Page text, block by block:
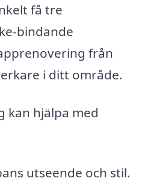
få tre
bindande
från
i ditt område.
kan hjälpa med
utseende och stil.